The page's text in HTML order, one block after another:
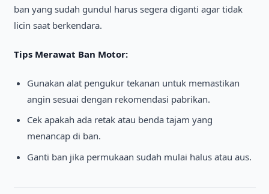
ban yang sudah gundul harus segera diganti agar tidak
licin saat berkendara.
Tips Merawat Ban Motor:
Gunakan alat pengukur tekanan untuk memastikan
angin sesuai dengan rekomendasi pabrikan.
Cek apakah ada retak atau benda tajam yang
menancap di ban.
Ganti ban jika permukaan sudah mulai halus atau aus.